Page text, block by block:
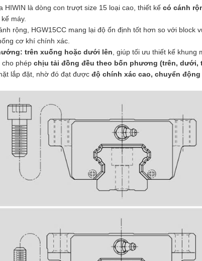
HIWIN là dòng con trượt size 15 loại cao, thiết kế có cánh
máy.
rộng, HGW15CC mang lại độ ổn định tốt hơn so với block
cơ khí chính xác.
trên xuống hoặc dưới lên , giúp tối ưu thiết kế
cho phép chịu tải đồng đều theo bốn phương (trên, dưới,
lắp đặt, nhờ đó đạt được độ chính xác cao, chuyển